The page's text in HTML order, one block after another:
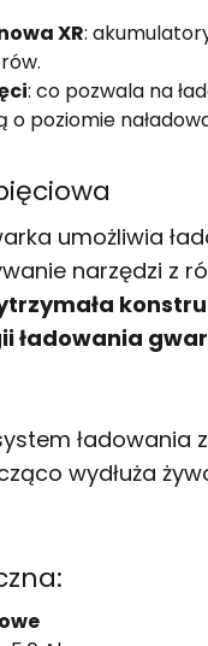
XR:
: co pozwala na
o poziomie
umożliwia
narzędzi z
ładowania
wydłuża